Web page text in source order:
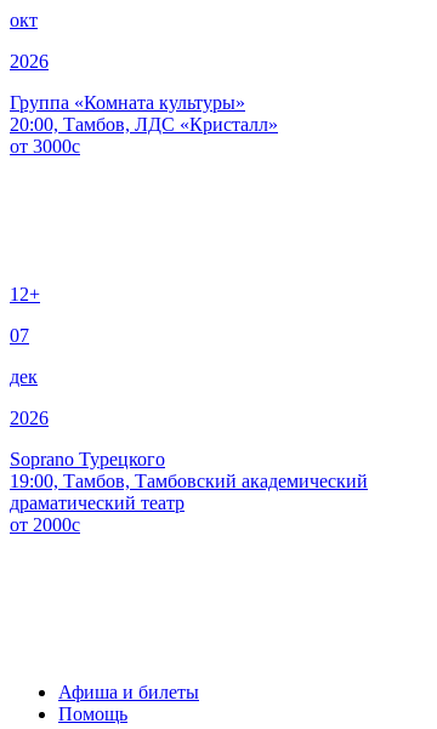
окт
2026
Группа «Комната культуры»
20:00, Тамбов, ЛДС «Кристалл»
от 3000c
12+
07
дек
2026
Soprano Турецкого
19:00, Тамбов, Тамбовский академический
драматический театр
от 2000c
Афиша и билеты
Помощь